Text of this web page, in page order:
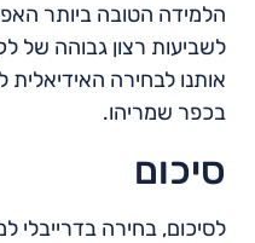
הלמידה הטובה ביותר
לשביעות רצון גבוהה של
אותנו לבחירה האידיאלית
בכפר שמריהו.
סיכום
לסיכום, בחירה בדרייבלי